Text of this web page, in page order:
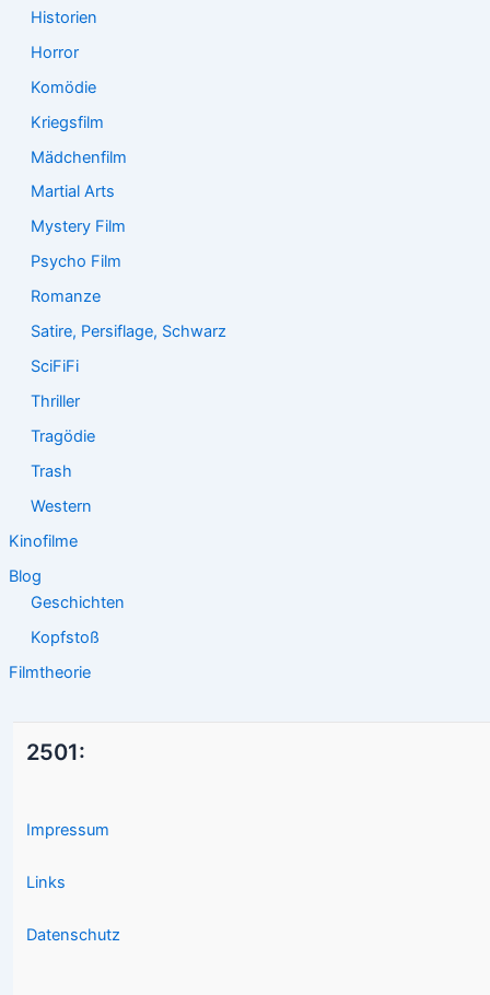
Historien
Horror
Komödie
Kriegsfilm
Mädchenfilm
Martial Arts
Mystery Film
Psycho Film
Romanze
Satire, Persiflage, Schwarz
SciFiFi
Thriller
Tragödie
Trash
Western
Kinofilme
Blog
Geschichten
Kopfstoß
Filmtheorie
2501:
Impressum
Links
Datenschutz